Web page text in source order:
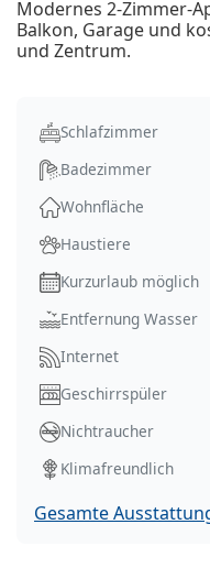
Modernes 2-Zimmer-
Balkon, Garage und
und Zentrum.
Schlafzimmer
Badezimmer
Wohnfläche
Haustiere
Kurzurlaub möglich
Entfernung Wasser
Internet
Geschirrspüler
Nichtraucher
Klimafreundlich
Gesamte